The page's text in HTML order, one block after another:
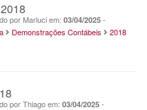
por Marluci em: 03/04/2025 -
Demonstrações Contábeis 2018
por Thiago em: 03/04/2025 -